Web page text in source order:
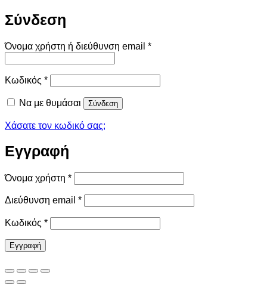
Σύνδεση
Όνομα χρήστη ή διεύθυνση email *Απαιτείται
Κωδικός *Απαιτείται
Να με θυμάσαι Σύνδεση
Χάσατε τον κωδικό σας;
Εγγραφή
Όνομα χρήστη *Απαιτείται
Διεύθυνση email *Απαιτείται
Κωδικός *Απαιτείται
Εγγραφή